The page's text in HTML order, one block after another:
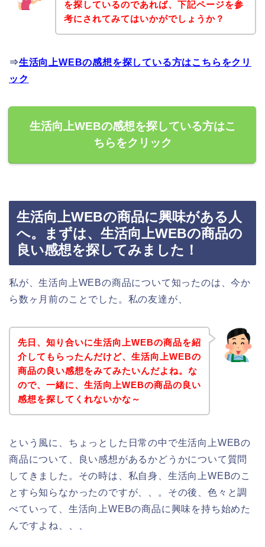
を探しているのであれば、下記ページを参
考にされてみてはいかがでしょうか？
⇒生活向上WEBの感想を探している方はこちらをクリ
ック
生活向上WEBの感想を探している方はこ
ちらをクリック
生活向上WEBの商品に興味がある人
へ。まずは、生活向上WEBの商品の
良い感想を探してみました！
私が、生活向上WEBの商品について知ったのは、今か
ら数ヶ月前のことでした。私の友達が、
先日、知り合いに生活向上WEBの商品を紹
介してもらったんだけど、生活向上WEBの
商品の良い感想をみてみたいんだよね。な
ので、一緒に、生活向上WEBの商品の良い
感想を探してくれないかな～
という風に、ちょっとした日常の中で生活向上WEBの
商品について、良い感想があるかどうかについて質問
してきました。その時は、私自身、生活向上WEBのこ
とすら知らなかったのですが、、。その後、色々と調
べていって、生活向上WEBの商品に興味を持ち始めた
んですよね、、、